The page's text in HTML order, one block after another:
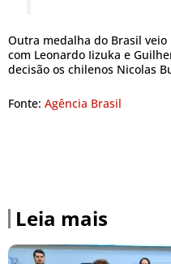
Outra medalha do Brasil
com Leonardo Iizuka e
decisão os chilenos Nicolas
Fonte: Agência Brasil
Leia mais